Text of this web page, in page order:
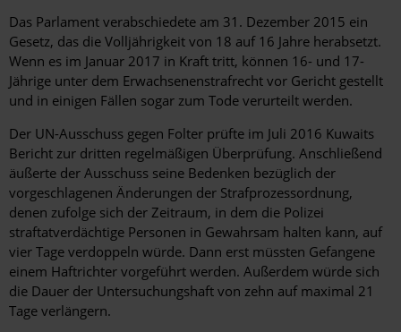
Das Parlament verabschiedete am 31. Dezember 2015 ein
Gesetz, das die Volljährigkeit von 18 auf 16 Jahre herabsetzt.
Wenn es im Januar 2017 in Kraft tritt, können 16- und 17-
Jährige unter dem Erwachsenenstrafrecht vor Gericht gestellt
und in einigen Fällen sogar zum Tode verurteilt werden.
Der UN-Ausschuss gegen Folter prüfte im Juli 2016 Kuwaits
Bericht zur dritten regelmäßigen Überprüfung. Anschließend
äußerte der Ausschuss seine Bedenken bezüglich der
vorgeschlagenen Änderungen der Strafprozessordnung,
denen zufolge sich der Zeitraum, in dem die Polizei
straftatverdächtige Personen in Gewahrsam halten kann, auf
vier Tage verdoppeln würde. Dann erst müssten Gefangene
einem Haftrichter vorgeführt werden. Außerdem würde sich
die Dauer der Untersuchungshaft von zehn auf maximal 21
Tage verlängern.